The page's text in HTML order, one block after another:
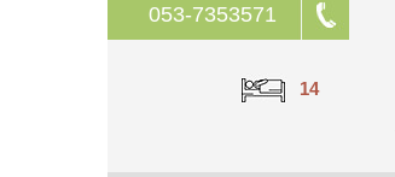
053-7353571
14